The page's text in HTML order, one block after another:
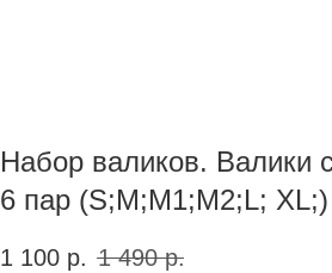
Набор валиков. Валики
6 пар (S;M;M1;M2;L;
1 100 р. 1 490 р.